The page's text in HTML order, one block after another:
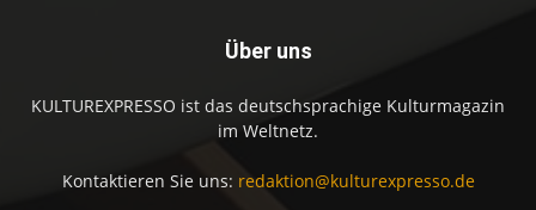
Über uns
KULTUREXPRESSO ist das deutschsprachige Kulturmagazin
im Weltnetz.
Kontaktieren Sie uns: redaktion@kulturexpresso.de